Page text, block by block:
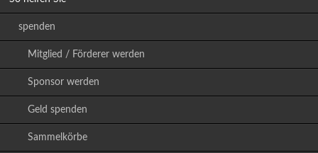
spenden
Mitglied / Förderer werden
Sponsor werden
Geld spenden
Sammelkörbe